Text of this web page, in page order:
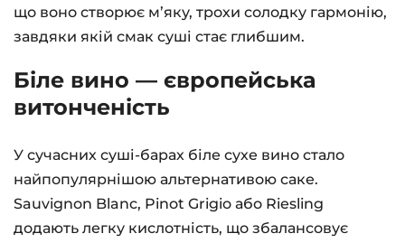
що воно створює м’яку, трохи солодку гармонію,
завдяки якій смак суші стає глибшим.
Біле вино — європейська
витонченість
У сучасних суші-барах біле сухе вино стало
найпопулярнішою альтернативою саке.
Sauvignon Blanc, Pinot Grigio або Riesling
додають легку кислотність, що збалансовує